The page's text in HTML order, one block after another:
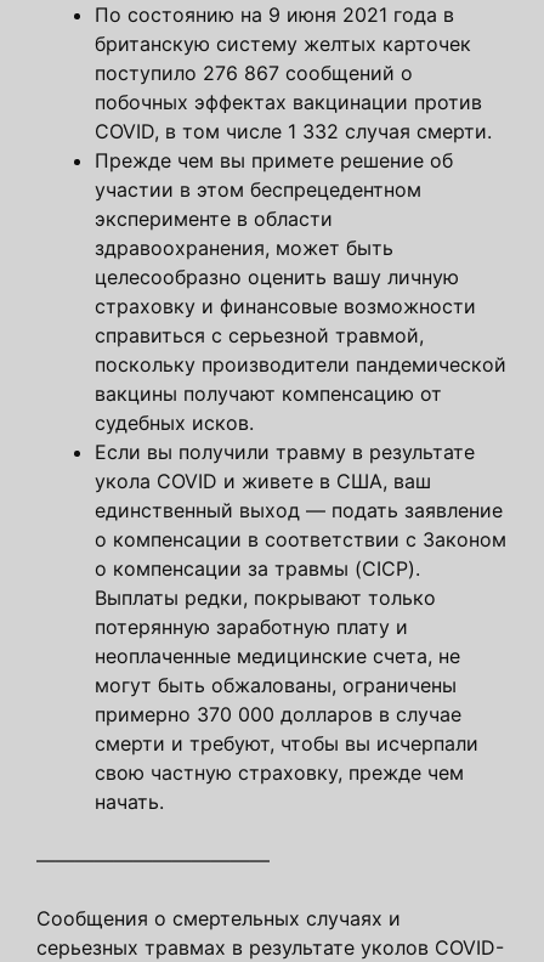
По состоянию на 9 июня 2021 года в
британскую систему желтых карточек
поступило 276 867 сообщений о
побочных эффектах вакцинации против
COVID, в том числе 1 332 случая смерти.
Прежде чем вы примете решение об
участии в этом беспрецедентном
эксперименте в области
здравоохранения, может быть
целесообразно оценить вашу личную
страховку и финансовые возможности
справиться с серьезной травмой,
поскольку производители пандемической
вакцины получают компенсацию от
судебных исков.
Если вы получили травму в результате
укола COVID и живете в США, ваш
единственный выход — подать заявление
о компенсации в соответствии с Законом
о компенсации за травмы (CICP).
Выплаты редки, покрывают только
потерянную заработную плату и
неоплаченные медицинские счета, не
могут быть обжалованы, ограничены
примерно 370 000 долларов в случае
смерти и требуют, чтобы вы исчерпали
свою частную страховку, прежде чем
начать.
————————————
Сообщения о смертельных случаях и
серьезных травмах в результате уколов COVID-